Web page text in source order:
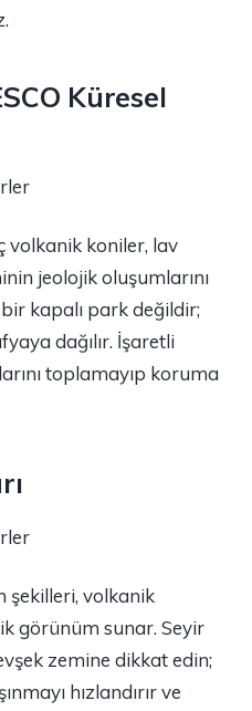
Küresel
volkanik koniler, lav
jeolojik oluşumlarını
kapalı park değildir;
dağılır. İşaretli
toplamayıp koruma
şekilleri, volkanik
görünüm sunar. Seyir
zemine dikkat edin;
hızlandırır ve